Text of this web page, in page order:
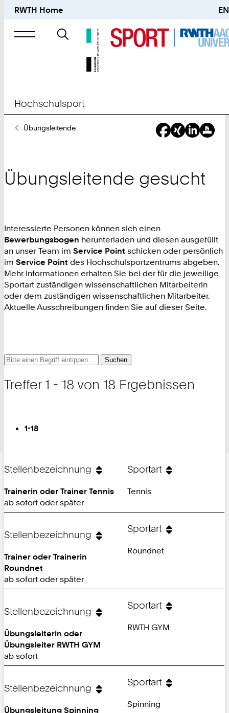
RWTH Home EN
Suche
nach
Hochschulsport
SieÜbungsleitende
Übungsleitende gesucht
Interessierte Personen können sich einen
Bewerbungsbogen herunterladen und diesen ausgefüllt
an unser Team im Service Point schicken oder persönlich
im Service Point des Hochschulsportzentrums abgeben.
Mehr Informationen erhalten Sie bei der für die jeweilige
Sportart zuständigen wissenschaftlichen Mitarbeiterin
oder dem zuständigen wissenschaftlichen Mitarbeiter.
Aktuelle Ausschreibungen finden Sie auf dieser Seite.
Suche
und
Suche
Suche
Treffer 1 - 18 von 18 Ergebnissen
Sie
1-18
Stellenbezeichnung
Trainerin oder Trainer Tennis
ab sofort oder später
Sportart
Tennis
Stellenbezeichnung
Trainer oder Trainerin
Roundnet
ab sofort oder später
Sportart
Roundnet
Stellenbezeichnung
Übungsleiterin oder
Übungsleiter RWTH GYM
ab sofort
Sportart
RWTH GYM
Stellenbezeichnung
Übungsleitung Spinning
Sportart
Spinning